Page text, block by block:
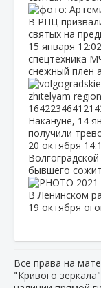
В РПЦ
святых на
15 января 12:02
спецтехника
снежный плен
Накануне, 14
получили
20 октября
бывшего
В Ленинском
19 октября
Все права на
"Кривого